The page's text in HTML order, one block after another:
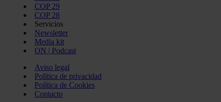
COP 29
COP 28
Servicios
Newsletter
Media kit
ON | Podcast
Aviso legal
Política de privacidad
Política de Cookies
Contacto